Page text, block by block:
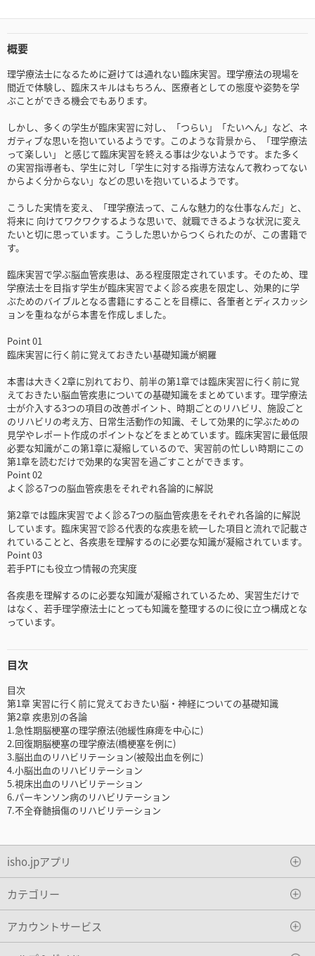
概要
理学療法士になるために避けては通れない臨床実習。理学療法の現場を
間近で体験し、臨床スキルはもちろん、医療者としての態度や姿勢を学
ぶことができる機会でもあります。
しかし、多くの学生が臨床実習に対し、「つらい」「たいへん」など、ネ
ガティブな思いを抱いているようです。このような背景から、「理学療法
って楽しい」 と感じて臨床実習を終える事は少ないようです。また多く
の実習指導者も、学生に対し「学生に対する指導方法なんて教わってない
からよく分からない」などの思いを抱いているようです。
こうした実情を変え、「理学療法って、こんな魅力的な仕事なんだ」と、
将来に 向けてワクワクするような思いで、就職できるような状況に変え
たいと切に思っています。こうした思いからつくられたのが、この書籍で
す。
臨床実習で学ぶ脳血管疾患は、ある程度限定されています。そのため、理
学療法士を目指す学生が臨床実習でよく診る疾患を限定し、効果的に学
ぶためのバイブルとなる書籍にすることを目標に、各筆者とディスカッシ
ョンを重ねながら本書を作成しました。
Point 01
臨床実習に行く前に覚えておきたい基礎知識が網羅
本書は大きく2章に別れており、前半の第1章では臨床実習に行く前に覚
えておきたい脳血管疾患についての基礎知識をまとめています。理学療法
士が介入する3つの項目の改善ポイント、時期ごとのリハビリ、施設ごと
のリハビリの考え方、日常生活動作の知識、そして効果的に学ぶための
見学やレポート作成のポイントなどをまとめています。臨床実習に最低限
必要な知識がこの第1章に凝縮しているので、実習前の忙しい時期にこの
第1章を読むだけで効果的な実習を過ごすことができます。
Point 02
よく診る7つの脳血管疾患をそれぞれ各論的に解説
第2章では臨床実習でよく診る7つの脳血管疾患をそれぞれ各論的に解説
しています。臨床実習で診る代表的な疾患を統一した項目と流れで記載さ
れていることと、各疾患を理解するのに必要な知識が凝縮されています。
Point 03
若手PTにも役立つ情報の充実度
各疾患を理解するのに必要な知識が凝縮されているため、実習生だけで
はなく、若手理学療法士にとっても知識を整理するのに役に立つ構成とな
っています。
目次
目次
第1章 実習に行く前に覚えておきたい脳・神経についての基礎知識
第2章 疾患別の各論
1.急性期脳梗塞の理学療法(弛緩性麻痺を中心に)
2.回復期脳梗塞の理学療法(橋梗塞を例に)
3.脳出血のリハビリテーション(被殻出血を例に)
4.小脳出血のリハビリテーション
5.視床出血のリハビリテーション
6.パーキンソン病のリハビリテーション
7.不全脊髄損傷のリハビリテーション
isho.jpアプリ
カテゴリー
アカウントサービス